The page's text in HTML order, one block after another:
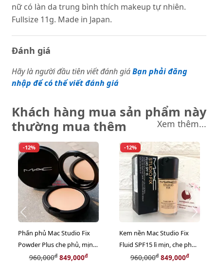
nữ có làn da trung bình thích makeup tự nhiên.
Fullsize 11g. Made in Japan.
Đánh giá
Hãy là người đầu tiên viết đánh giáBạn phải đăng
nhập để có thể viết đánh giá
Khách hàng mua sản phẩm này
thường mua thêm
Xem thêm...
-12%
Phấn phủ Mac Studio Fix
Powder Plus che phủ, mịn,
kiềm dầu #NC25 trung bình
960,000đ849,000đ
-12%
Kem nền Mac Studio Fix
Fluid SPF15 lì mịn, che phủ,
kìm dầu tốt #NC25 trung
960,000đ849,000đ